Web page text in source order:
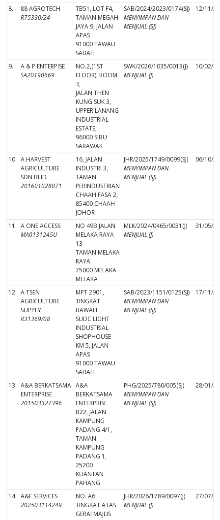
8.
88 AGROTECH
R75330/24
TB51, LOT F4,
TAMAN MEGAH
JAYA 9, JALAN
APAS
91000 TAWAU
SABAH
SAB/2024/2023/0174(SJ)
MENYIMPAN DAN
MENJUAL (SJ)
12/11/
9.
A & P ENTERPISE
SA20190669
NO.2,(1ST
FLOOR), ROOM
3,
JALAN THEN
KUNG SUK 3,
UPPER LANANG
INDUSTRIAL
ESTATE,
96000 SIBU
SARAWAK
SWK/2026/1035/0013(J)
MENJUAL (J)
10/02/
10. A HARVEST
AGRICULTURE
SDN BHD
201601028071
16, JALAN
INDUSTRI 3,
TAMAN
PERINDUSTRIAN
CHAAH FASA 2,
85400 CHAAH
JOHOR
JHR/2025/1749/0099(SJ)
MENYIMPAN DAN
MENJUAL (SJ)
06/10/
11. A ONE ACCESS
MA0131245U
NO 49B JALAN
MELAKA RAYA
13
TAMAN MELAKA
RAYA
75000 MELAKA
MELAKA
MLK/2024/0465/0031(J)
MENJUAL (J)
31/05/
12. A TSEN
AGRICULTURE
SUPPLY
R31369/08
MPT 2901,
TINGKAT
BAWAH
SUDC LIGHT
INDUSTRIAL
SHOPHOUSE
KM 5, JALAN
APAS
91000 TAWAU
SABAH
SAB/2023/1151/0125(SJ)
MENYIMPAN DAN
MENJUAL (SJ)
17/11/
13. A&A BERKATSAMA
ENTERPRISE
201503327396
A&A
BERKATSAMA
ENTERPRISE
B22, JALAN
KAMPUNG
PADANG 4/1,
TAMAN
KAMPUNG
PADANG 1,
25200
KUANTAN
PAHANG
PHG/2025/780/005(SJ)
MENYIMPAN DAN
MENJUAL (SJ)
28/01/
14. A&F SERVICES
202503114249
NO. A6
TINGKAT ATAS
GERAI MAJLIS
JHR/2026/1789/0097(J)
MENJUAL (J)
27/07/